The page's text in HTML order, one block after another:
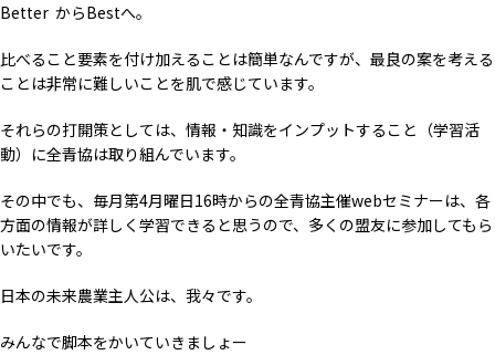
Better からBestへ。
比べること要素を付け加えることは簡単なんですが、最良の案を考える
ことは非常に難しいことを肌で感じています。
それらの打開策としては、情報・知識をインプットすること（学習活
動）に全青協は取り組んでいます。
その中でも、毎月第4月曜日16時からの全青協主催webセミナーは、各
方面の情報が詳しく学習できると思うので、多くの盟友に参加してもら
いたいです。
日本の未来農業主人公は、我々です。
みんなで脚本をかいていきましょー